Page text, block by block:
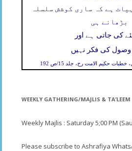
ہے کہ ساری کوشش سلسلہ
بڑھانے ہی
کی جاتی ہے اور
وصول کی فکر نہیں
حکیم الامت رح، جلد 15/ص 192
WEEKLY GATHERING/MAJLIS & TA’LEEM
Weekly Majlis : Saturday 5;00 PM
Please subscribe to Ashrafiya